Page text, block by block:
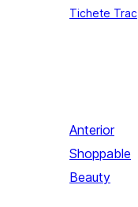
Tichete Trac
Anterior
Shoppable
Beauty